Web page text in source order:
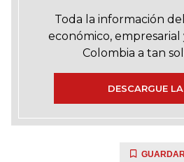
Toda la información
económico,
Colombia a tan
DESCARGUE